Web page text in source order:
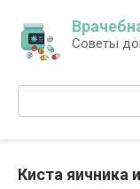
контенту
Советы
Поиск:
Киста яичника